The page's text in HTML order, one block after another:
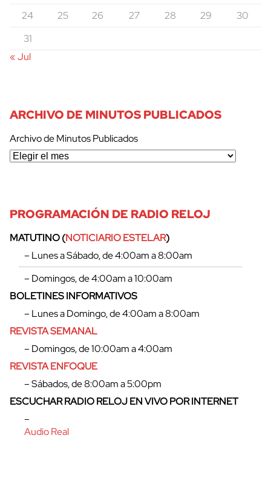
cerrar
24
25 26 27 28 29
30
31
« Jul
ARCHIVO DE MINUTOS PUBLICADOS
Archivo de Minutos Publicados
PROGRAMACIÓN DE RADIO RELOJ
MATUTINO (NOTICIARIO ESTELAR)
– Lunes a Sábado, de 4:00am a 8:00am
– Domingos, de 4:00am a 10:00am
BOLETINES INFORMATIVOS
– Lunes a Domingo, de 4:00am a 8:00am
REVISTA SEMANAL
– Domingos, de 10:00am a 4:00am
REVISTA ENFOQUE
– Sábados, de 8:00am a 5:00pm
ESCUCHAR RADIO RELOJ EN VIVO POR INTERNET
–
Audio Real